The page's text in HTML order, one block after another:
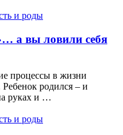
и роды
а вы ловили себя
процессы в жизни
родился – и
руках и …
и роды